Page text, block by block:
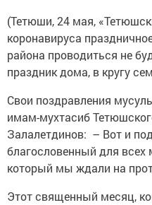
(Тетюши, 24 мая,
коронавируса
района проводиться не
праздник дома, в кругу
Свои поздравления
имам-мухтасиб
Залалетдинов: – Вот и
благословенный для
который мы ждали на
Этот священный месяц,